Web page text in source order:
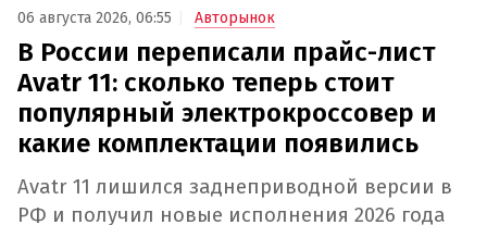
06 августа 2026, 06:55 Авторынок
В России переписали прайс-лист
Avatr 11: сколько теперь стоит
популярный электрокроссовер и
какие комплектации появились
Avatr 11 лишился заднеприводной версии в
РФ и получил новые исполнения 2026 года